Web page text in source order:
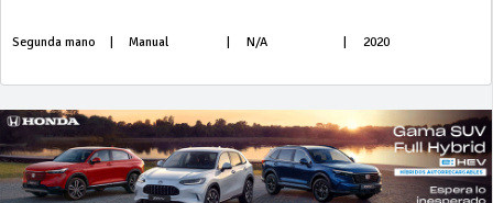
Segunda mano Manual N/A 2020